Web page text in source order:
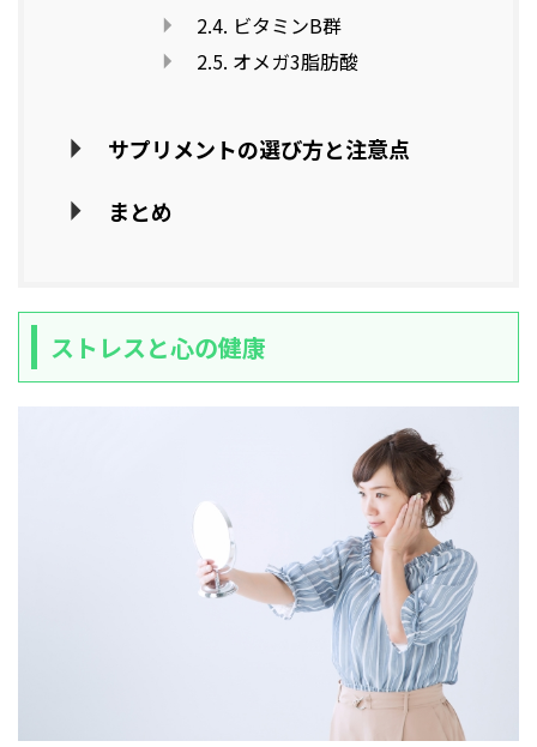
2.4. ビタミンB群
2.5. オメガ3脂肪酸
サプリメントの選び方と注意点
まとめ
ストレスと心の健康